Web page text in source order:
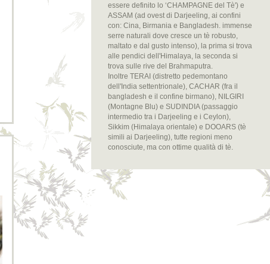
essere definito lo ‘CHAMPAGNE del Tè') e
ASSAM (ad ovest di Darjeeling, ai confini
con: Cina, Birmania e Bangladesh. immense
serre naturali dove cresce un tè robusto,
maltato e dal gusto intenso), la prima si trova
alle pendici dell'Himalaya, la seconda si
trova sulle rive del Brahmaputra.
Inoltre TERAI (distretto pedemontano
dell'India settentrionale), CACHAR (fra il
bangladesh e il confine birmano), NILGIRI
(Montagne Blu) e SUDINDIA (passaggio
intermedio tra i Darjeeling e i Ceylon),
Sikkim (Himalaya orientale) e DOOARS (tè
simili ai Darjeeling), tutte regioni meno
conosciute, ma con ottime qualità di tè.